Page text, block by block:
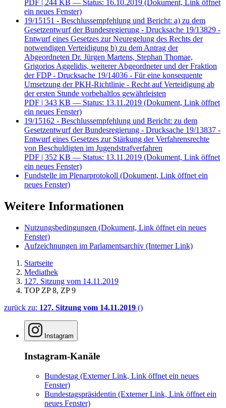
PDF | 244 KB — Status: 16.10.2019 (Dokument, Link öffnet
ein neues Fenster)
19/15151 - Beschlussempfehlung und Bericht: a) zu dem
Gesetzentwurf der Bundesregierung - Drucksache 19/13829 -
Entwurf eines Gesetzes zur Neuregelung des Rechts der
notwendigen Verteidigung b) zu dem Antrag der
Abgeordneten Dr. Jürgen Martens, Stephan Thomae,
Grigorios Aggelidis, weiterer Abgeordneter und der Fraktion
der FDP - Drucksache 19/14036 - Für eine konsequente
Umsetzung der PKH-Richtlinie - Recht auf Verteidigung ab
der ersten Stunde vorbehaltlos gewährleisten
PDF | 343 KB — Status: 13.11.2019 (Dokument, Link öffnet
ein neues Fenster)
19/15162 - Beschlussempfehlung und Bericht: zu dem
Gesetzentwurf der Bundesregierung - Drucksache 19/13837 -
Entwurf eines Gesetzes zur Stärkung der Verfahrensrechte
von Beschuldigten im Jugendstrafverfahren
PDF | 352 KB — Status: 13.11.2019 (Dokument, Link öffnet
ein neues Fenster)
Fundstelle im Plenarprotokoll (Dokument, Link öffnet ein
neues Fenster)
Weitere Informationen
Nutzungsbedingungen (Dokument, Link öffnet ein neues
Fenster)
Aufzeichnungen im Parlamentsarchiv (Interner Link)
Startseite
Mediathek
127. Sitzung vom 14.11.2019
TOP ZP 8, ZP 9
zurück zu: 127. Sitzung vom 14.11.2019 ()
Instagram
Instagram-Kanäle
Bundestag (Externer Link, Link öffnet ein neues
Fenster)
Bundestagspräsidentin (Externer Link, Link öffnet ein
neues Fenster)